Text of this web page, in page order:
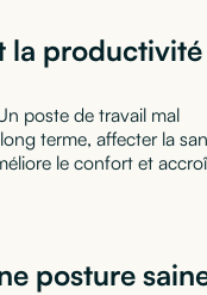
la productivité
poste de travail mal
terme, affecter la
le confort et
posture